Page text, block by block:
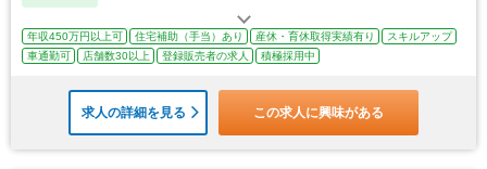
年収450万円以上可 住宅補助（手当）あり 産休・育休取得実績有り
スキルアップ
車通勤可
店舗数30以上 登録販売者の求人 積極採用中
求人の詳細を見る この求人に興味がある